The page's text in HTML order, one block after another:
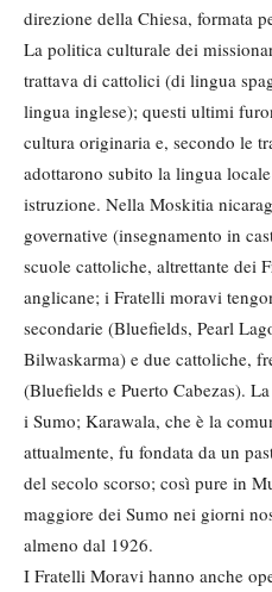
direzione della Chiesa, formata
La politica culturale dei
trattava di cattolici (di lingua
lingua inglese); questi ultimi
cultura originaria e, secondo le
adottarono subito la lingua
istruzione. Nella Moskitia
governative (insegnamento in
scuole cattoliche, altrettante dei
anglicane; i Fratelli moravi
secondarie (Bluefields, Pearl
Bilwaskarma) e due cattoliche,
(Bluefields e Puerto Cabezas).
i Sumo; Karawala, che è la
attualmente, fu fondata da un
del secolo scorso; così pure in
maggiore dei Sumo nei giorni
almeno dal 1926.
I Fratelli Moravi hanno anche